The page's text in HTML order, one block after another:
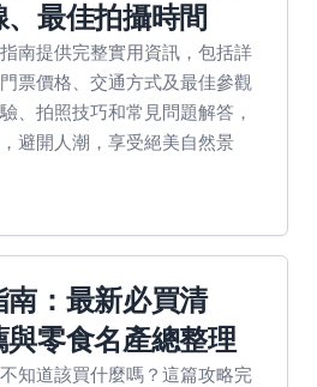
最佳拍攝時間
南提供完整實用資訊，包括詳
票價格、交通方式及最佳參觀
、拍照技巧和常見問題解答，
避開人潮，享受絕美自然景
：最新必買清
零食名產總整理
知道該買什麼嗎？這篇攻略完